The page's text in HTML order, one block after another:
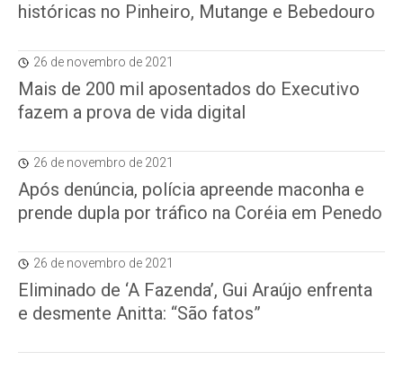
históricas no Pinheiro, Mutange e Bebedouro
26 de novembro de 2021
Mais de 200 mil aposentados do Executivo
fazem a prova de vida digital
26 de novembro de 2021
Após denúncia, polícia apreende maconha e
prende dupla por tráfico na Coréia em Penedo
26 de novembro de 2021
Eliminado de ‘A Fazenda’, Gui Araújo enfrenta
e desmente Anitta: “São fatos”